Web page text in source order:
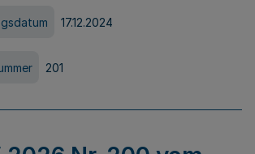
17.12.2024
201